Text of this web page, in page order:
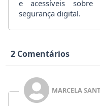
e acessíveis
segurança digital.
2 Comentários
MARCELA